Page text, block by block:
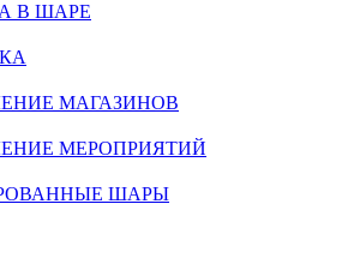
В ШАРЕ
МАГАЗИНОВ
МЕРОПРИЯТИЙ
ШАРЫ